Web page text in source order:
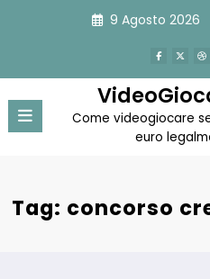
9 Agosto 2026
Come videogiocare
euro
Tag: concorso